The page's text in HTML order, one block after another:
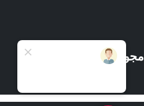
مجوزها